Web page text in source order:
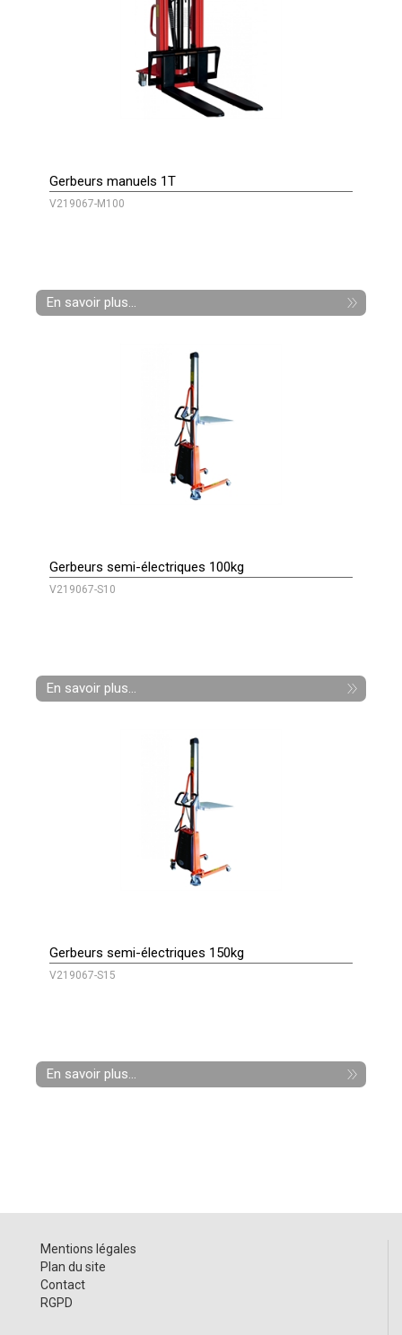
Gerbeurs manuels 1T
V219067-M100
En savoir plus...
Gerbeurs semi-électriques 100kg
V219067-S10
En savoir plus...
Gerbeurs semi-électriques 150kg
V219067-S15
En savoir plus...
Mentions légales
Plan du site
Contact
RGPD